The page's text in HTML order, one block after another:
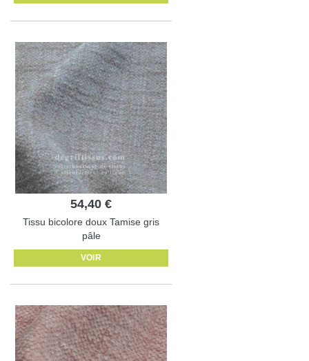
54,40 €
Tissu bicolore doux Tamise gris
pâle
VOIR